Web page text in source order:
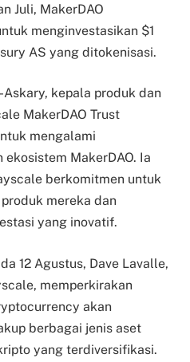
Juli, MakerDAO
menginvestasikan $1
AS yang ditokenisasi.
kepala produk dan
MakerDAO Trust
mengalami
MakerDAO. Ia
berkomitmen untuk
mereka dan
yang inovatif.
12 Agustus, Dave Lavalle,
memperkirakan
akan
berbagai jenis aset
yang terdiversifikasi.